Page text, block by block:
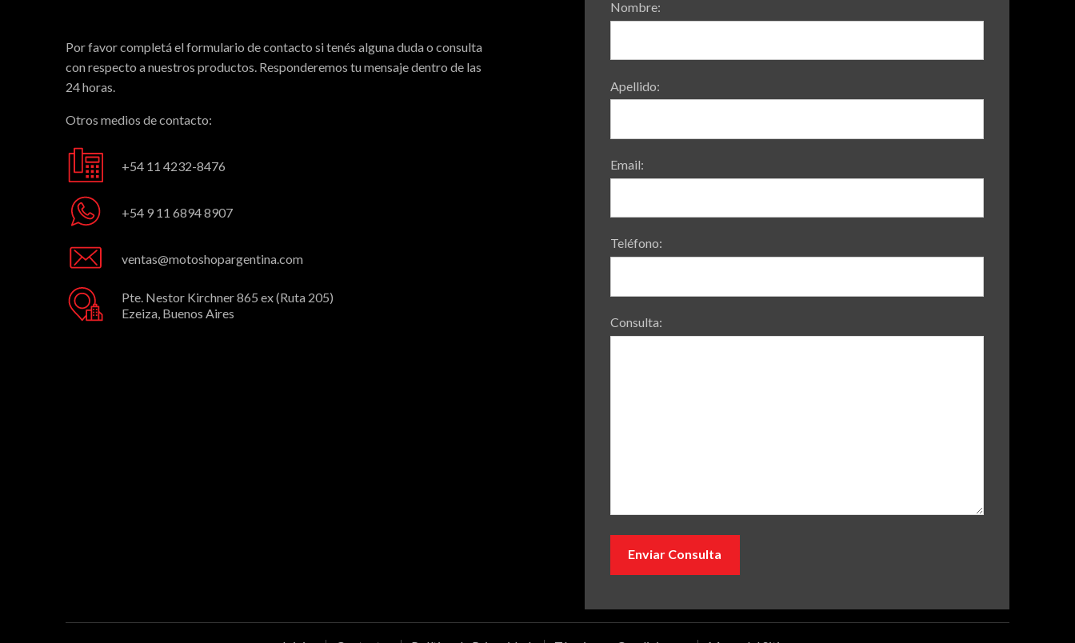
Por favor completá el formulario de contacto si tenés alguna duda o consulta
con respecto a nuestros productos. Responderemos tu mensaje dentro de las
24 horas.
Otros medios de contacto:
+54 11 4232-8476
+54 9 11 6894 8907
ventas@motoshopargentina.com
Pte. Nestor Kirchner 865 ex (Ruta 205)
Ezeiza, Buenos Aires
Nombre:
Apellido:
Email:
Teléfono:
Consulta: